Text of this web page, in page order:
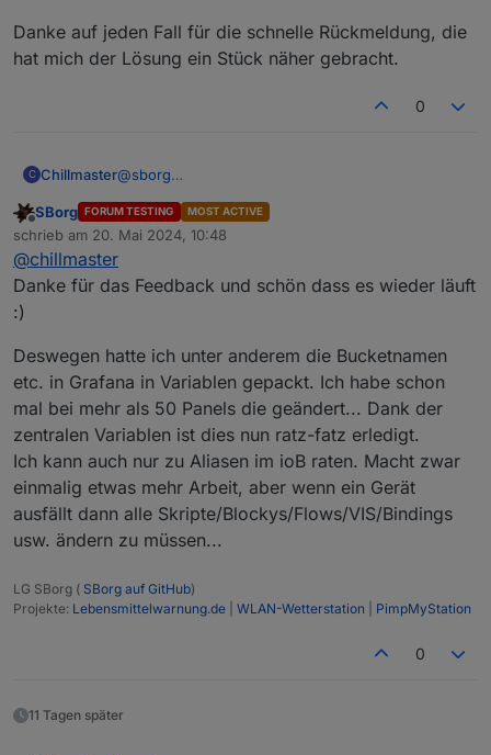
Danke auf jeden Fall für die schnelle Rückmeldung, die
hat mich der Lösung ein Stück näher gebracht.
0
C Chillmaster@sborg
Ich habe es wieder zum laufen bekommen. Bei mir
war die Lösung, dass ich mir nochmal die Variablen
angesehen habe. Ich meine, dass die Konfiguration
vorher auch schon genauso lief, aber ich musste
Bereiche eigene Buckets und Tokens erstellt hatte.
Lösung konkret, die Variablen für longtherm
angepasst und schon lief es. Sprich, im Nachgang
betrachtet hätte ich nur die korrekte Datasource n
Grafana zusätzlich einrichten müssen und dann
wäre es das eigentlich schon gewesen.
Danke auf jeden Fall für die schnelle Rückmeldung,
die hat mich der Lösung ein Stück näher gebracht.
Offline
SBorg FORUM TESTING MOST ACTIVE
schrieb am 20. Mai 2024, 10:48
zuletzt editiert von
@chillmaster
Danke für das Feedback und schön dass es wieder läuft
:)
Deswegen hatte ich unter anderem die Bucketnamen
etc. in Grafana in Variablen gepackt. Ich habe schon
mal bei mehr als 50 Panels die geändert... Dank der
zentralen Variablen ist dies nun ratz-fatz erledigt.
Ich kann auch nur zu Aliasen im ioB raten. Macht zwar
einmalig etwas mehr Arbeit, aber wenn ein Gerät
ausfällt dann alle Skripte/Blockys/Flows/VIS/Bindings
usw. ändern zu müssen...
LG SBorg ( SBorg auf GitHub)
Projekte: Lebensmittelwarnung.de WLAN-Wetterstation PimpMyStation
0
11 Tagen später